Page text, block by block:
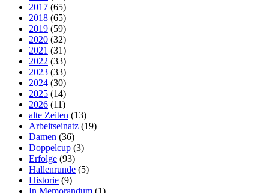
2017 (65)
2018 (65)
2019 (59)
2020 (32)
2021 (31)
2022 (33)
2023 (33)
2024 (30)
2025 (14)
2026 (11)
alte Zeiten (13)
Arbeitseinatz (19)
Damen (36)
Doppelcup (3)
Erfolge (93)
Hallenrunde (5)
Historie (9)